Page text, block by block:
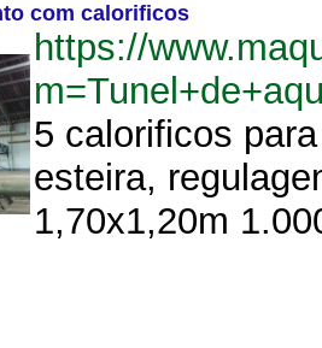
com calorificos
https://
5 calorificos
esteira,
1,70x1,20m